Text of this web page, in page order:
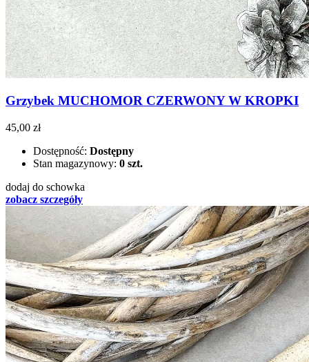
Grzybek MUCHOMOR CZERWONY W KROPKI
45,00 zł
Dostępność: Dostępny
Stan magazynowy: 0 szt.
dodaj do schowka
zobacz szczegóły